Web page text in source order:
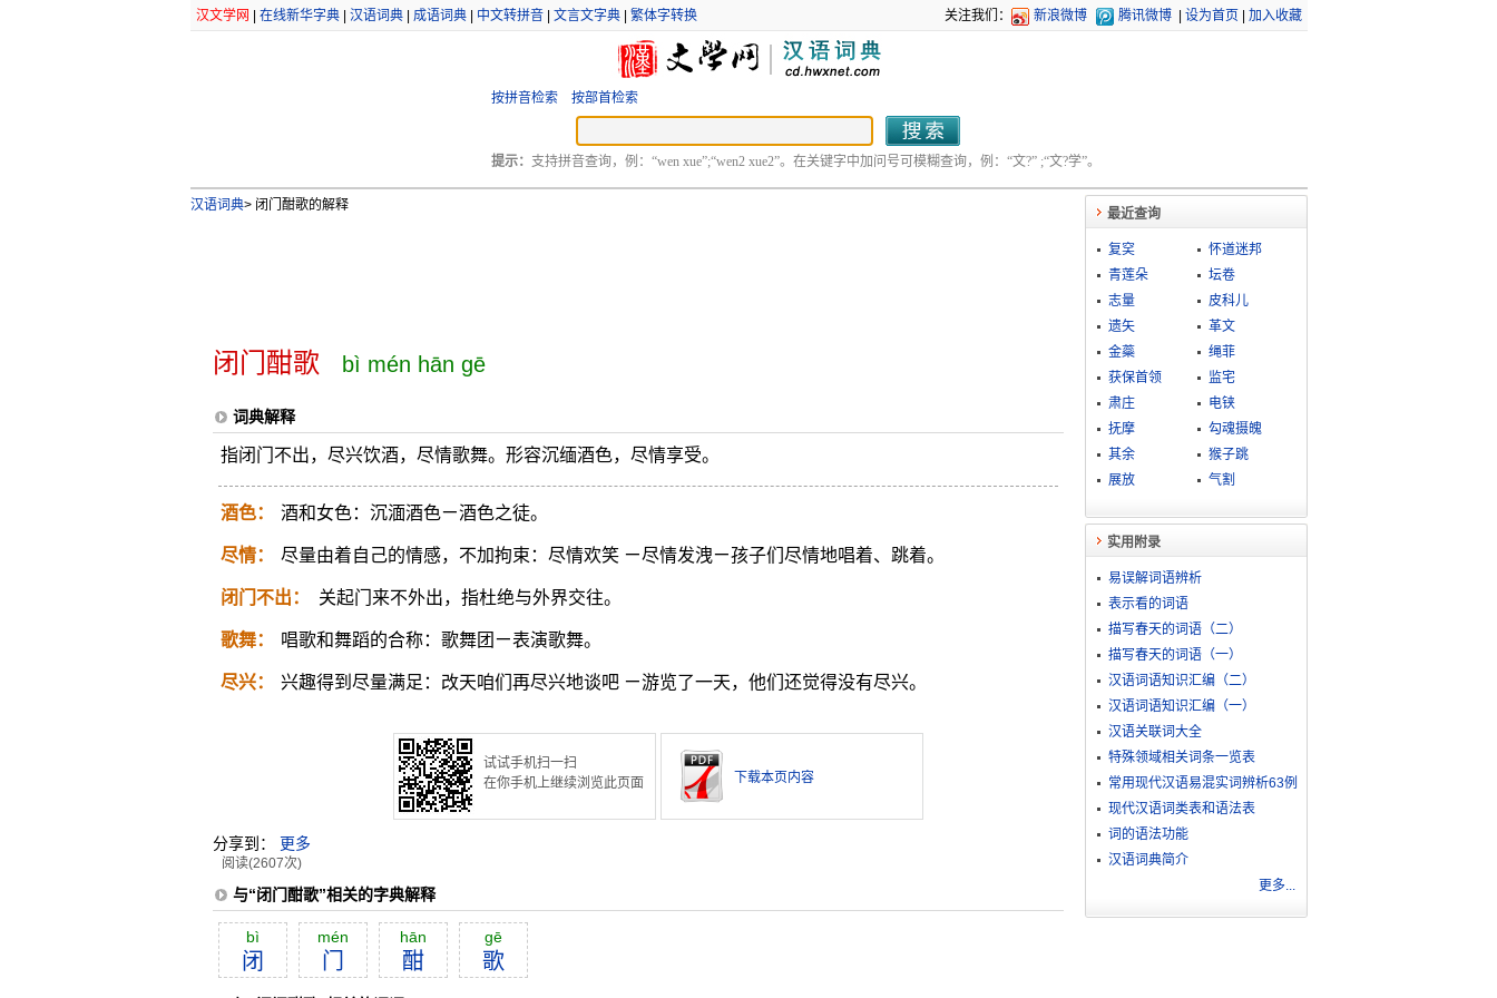
汉文学网 在线新华字典| 汉语词典| 成语词典| 中文转拼音| 文言文字典| 繁体字转换 关注我们： 新浪微博 腾讯微博 设为首页 加入收藏
按拼音检索 按部首检索
提示： 支持拼音查询，例：“wen xue”;“wen2 xue2”。在关键字中加问号可模糊查询，例：“文?” ;“文?学”。
汉语词典>闭门酣歌的解释
闭门酣歌 bì mén hān gē
词典解释
指闭门不出，尽兴饮酒，尽情歌舞。形容沉缅酒色，尽情享受。
酒色： 酒和女色：沉湎酒色ㄧ酒色之徒。
尽情： 尽量由着自己的情感，不加拘束：尽情欢笑 ㄧ尽情发洩ㄧ孩子们尽情地唱着、跳着。
闭门不出： 关起门来不外出，指杜绝与外界交往。
歌舞： 唱歌和舞蹈的合称：歌舞团ㄧ表演歌舞。
尽兴： 兴趣得到尽量满足：改天咱们再尽兴地谈吧 ㄧ游览了一天，他们还觉得没有尽兴。
试试手机扫一扫
在你手机上继续浏览此页面
下载本页内容
分享到： 更多
阅读(2607次)
与“闭门酣歌”相关的字典解释
bì
闭
mén
门
hān
酣
gē
歌
最近查询
复穾
怀道迷邦
青莲朵
坛卷
志量
皮科儿
遗矢
革文
金蘂
绳菲
获保首领
监宅
肃庄
电铗
抚摩
勾魂摄魄
其余
猴子跳
展放
气割
实用附录
易误解词语辨析
表示看的词语
描写春天的词语（二）
描写春天的词语（一）
汉语词语知识汇编（二）
汉语词语知识汇编（一）
汉语关联词大全
特殊领域相关词条一览表
常用现代汉语易混实词辨析63例
现代汉语词类表和语法表
词的语法功能
汉语词典简介
更多...